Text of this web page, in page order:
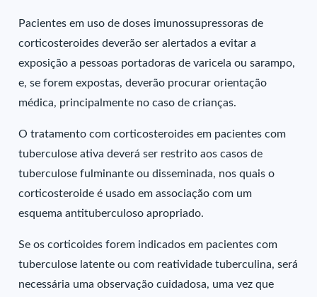
Pacientes em uso de doses imunossupressoras de
corticosteroides deverão ser alertados a evitar a
exposição a pessoas portadoras de varicela ou sarampo,
e, se forem expostas, deverão procurar orientação
médica, principalmente no caso de crianças.
O tratamento com corticosteroides em pacientes com
tuberculose ativa deverá ser restrito aos casos de
tuberculose fulminante ou disseminada, nos quais o
corticosteroide é usado em associação com um
esquema antituberculoso apropriado.
Se os corticoides forem indicados em pacientes com
tuberculose latente ou com reatividade tuberculina, será
necessária uma observação cuidadosa, uma vez que